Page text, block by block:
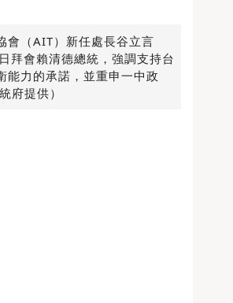
會（AIT）新任處長谷立言
拜會賴清德總統，強調支持台
能力的承諾，並重申一中政
府提供）